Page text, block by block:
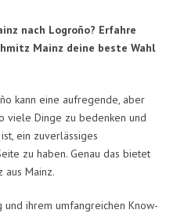
nach Logroño? Erfahre
Mainz deine beste Wahl
kann eine aufregende, aber
viele Dinge zu bedenken und
ein zuverlässiges
zu haben. Genau das bietet
aus Mainz.
ihrem umfangreichen Know-